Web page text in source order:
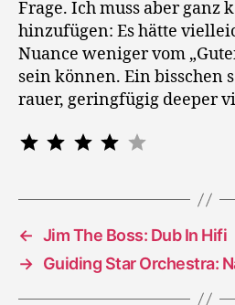
Frage. Ich muss aber ganz
hinzufügen: Es hätte
Nuance weniger vom
sein können. Ein bisschen
rauer, geringfügig deeper
⭐
← Jim The Boss: Dub In Hifi
→ Guiding Star Orchestra: